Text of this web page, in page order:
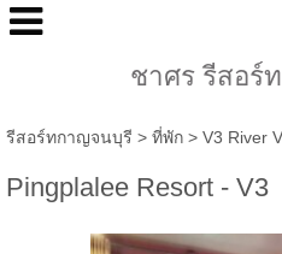
ชาศร รีสอร์
รีสอร์ทกาญจนบุรี > ที่พัก> V3 River
Pingplalee Resort - V3